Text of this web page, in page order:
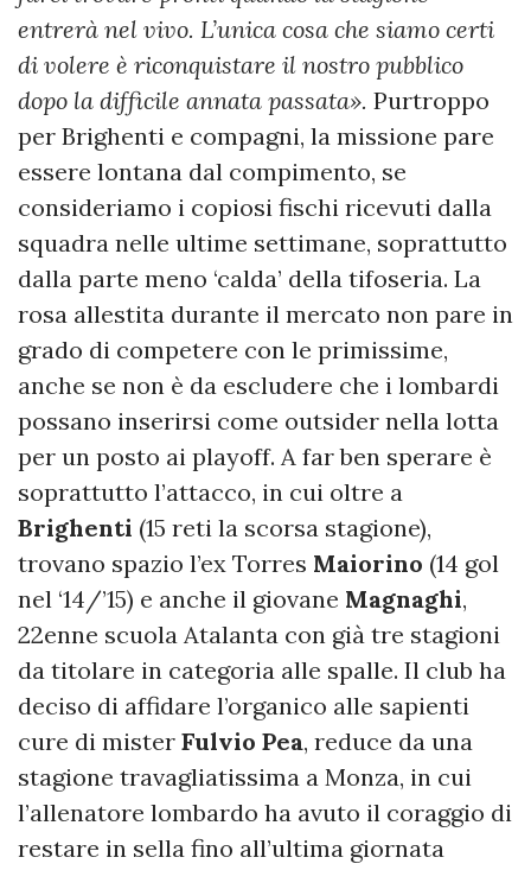
entrerà nel vivo. L’unica cosa che siamo certi
di volere è riconquistare il nostro pubblico
dopo la difficile annata passata». Purtroppo
per Brighenti e compagni, la missione pare
essere lontana dal compimento, se
consideriamo i copiosi fischi ricevuti dalla
squadra nelle ultime settimane, soprattutto
dalla parte meno ‘calda’ della tifoseria. La
rosa allestita durante il mercato non pare in
grado di competere con le primissime,
anche se non è da escludere che i lombardi
possano inserirsi come outsider nella lotta
per un posto ai playoff. A far ben sperare è
soprattutto l’attacco, in cui oltre a
Brighenti (15 reti la scorsa stagione),
trovano spazio l’ex Torres Maiorino (14 gol
nel ‘14/’15) e anche il giovane Magnaghi,
22enne scuola Atalanta con già tre stagioni
da titolare in categoria alle spalle. Il club ha
deciso di affidare l’organico alle sapienti
cure di mister Fulvio Pea, reduce da una
stagione travagliatissima a Monza, in cui
l’allenatore lombardo ha avuto il coraggio di
restare in sella fino all’ultima giornata